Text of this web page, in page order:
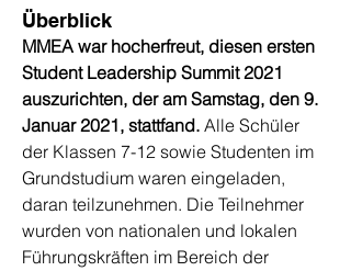
Überblick
MMEA war hocherfreut, diesen ersten
Student Leadership Summit 2021
auszurichten, der am Samstag, den 9.
Januar 2021, stattfand. Alle Schüler
der Klassen 7-12 sowie Studenten im
Grundstudium waren eingeladen,
daran teilzunehmen. Die Teilnehmer
wurden von nationalen und lokalen
Führungskräften im Bereich der